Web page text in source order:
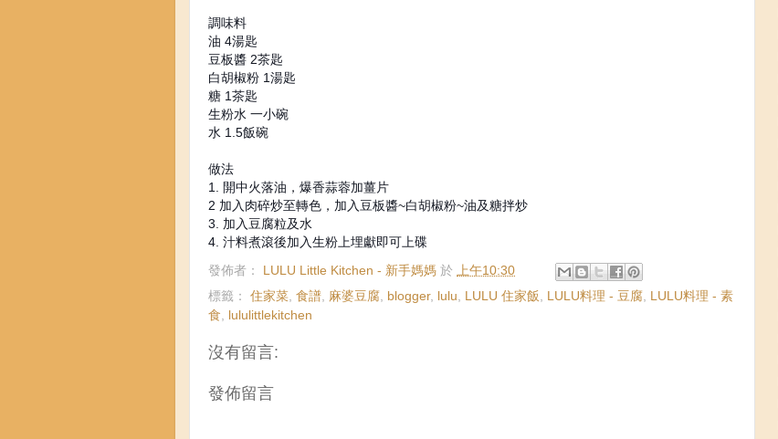
調味料
油 4湯匙
豆板醬 2茶匙
白胡椒粉 1湯匙
糖 1茶匙
生粉水 一小碗
水 1.5飯碗
做法
1. 開中火落油，爆香蒜蓉加薑片
2 加入肉碎炒至轉色，加入豆板醬~白胡椒粉~油及糖拌炒
3. 加入豆腐粒及水
4. 汁料煮滾後加入生粉上埋獻即可上碟
發佈者： LULU Little Kitchen - 新手媽媽 於 上午10:30
標籤： 住家菜, 食譜, 麻婆豆腐, blogger, lulu, LULU 住家飯 , LULU料理 - 豆腐, LULU料理 - 素
食, lululittlekitchen
沒有留言:
發佈留言